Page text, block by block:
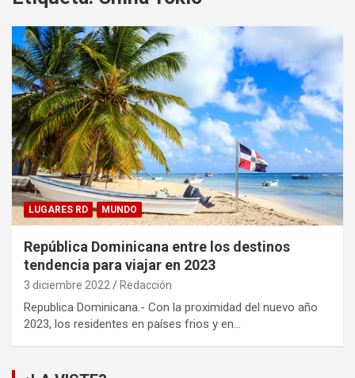
LUGARES RD MUNDO
República Dominicana entre los destinos
tendencia para viajar en 2023
3 diciembre 2022 Redacción
Republica Dominicana.- Con la proximidad del nuevo año
2023, los residentes en países frios y en…